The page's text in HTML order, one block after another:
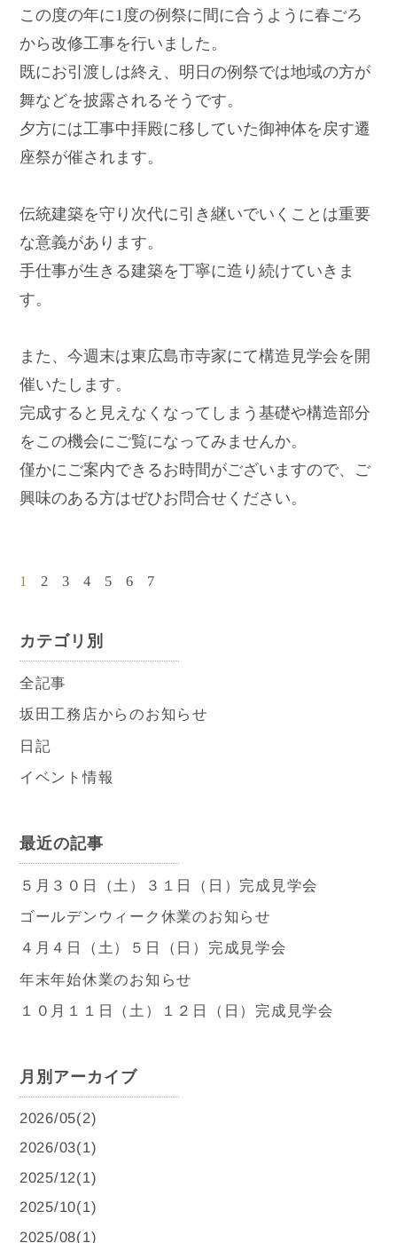
この度の年に1度の例祭に間に合うように春ごろ
から改修工事を行いました。
既にお引渡しは終え、明日の例祭では地域の方が
舞などを披露されるそうです。
夕方には工事中拝殿に移していた御神体を戻す遷
座祭が催されます。
伝統建築を守り次代に引き継いでいくことは重要
な意義があります。
手仕事が生きる建築を丁寧に造り続けていきま
す。
また、今週末は東広島市寺家にて構造見学会を開
催いたします。
完成すると見えなくなってしまう基礎や構造部分
をこの機会にご覧になってみませんか。
僅かにご案内できるお時間がございますので、ご
興味のある方はぜひお問合せください。
1 2 3 4 5 6 7
カテゴリ別
全記事
坂田工務店からのお知らせ
日記
イベント情報
最近の記事
５月３０日（土）３１日（日）完成見学会
ゴールデンウィーク休業のお知らせ
４月４日（土）５日（日）完成見学会
年末年始休業のお知らせ
１０月１１日（土）１２日（日）完成見学会
月別アーカイブ
2026/05(2)
2026/03(1)
2025/12(1)
2025/10(1)
2025/08(1)